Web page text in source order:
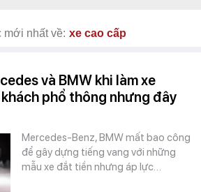
mới nhất về: xe cao cấp
và BMW khi làm xe
phổ thông nhưng đây
Mercedes-Benz, BMW mất bao công
để gây dựng tiếng vang với những
mẫu xe đắt tiền nhưng áp lực…